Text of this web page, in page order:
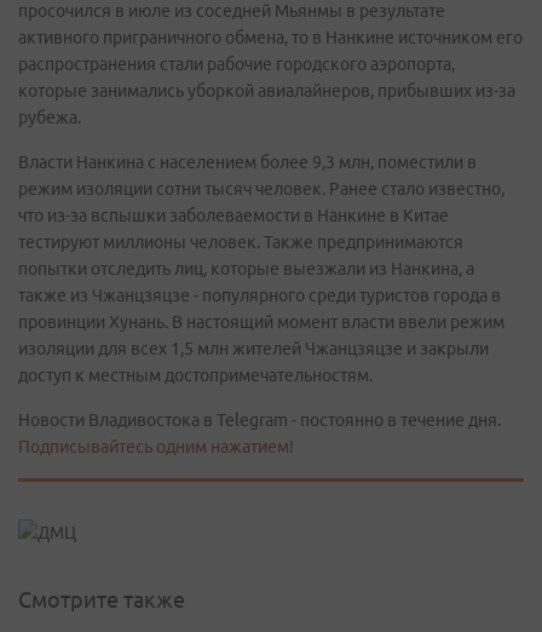
просочился в июле из соседней Мьянмы в результате
активного приграничного обмена, то в Нанкине источником его
распространения стали рабочие городского аэропорта,
которые занимались уборкой авиалайнеров, прибывших из-за
рубежа.
Власти Нанкина с населением более 9,3 млн, поместили в
режим изоляции сотни тысяч человек. Ранее стало известно,
что из-за вспышки заболеваемости в Нанкине в Китае
тестируют миллионы человек. Также предпринимаются
попытки отследить лиц, которые выезжали из Нанкина, а
также из Чжанцзяцзе - популярного среди туристов города в
провинции Хунань. В настоящий момент власти ввели режим
изоляции для всех 1,5 млн жителей Чжанцзяцзе и закрыли
доступ к местным достопримечательностям.
Новости Владивостока в Telegram - постоянно в течение дня.
Подписывайтесь одним нажатием!
Смотрите также